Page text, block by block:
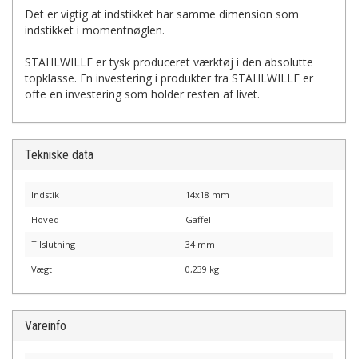
Det er vigtig at indstikket har samme dimension som
indstikket i momentnøglen.
STAHLWILLE er tysk produceret værktøj i den absolutte
topklasse. En investering i produkter fra STAHLWILLE er
ofte en investering som holder resten af livet.
Tekniske data
Indstik 14x18 mm
Hoved Gaffel
Tilslutning 34 mm
Vægt 0,239 kg
Vareinfo